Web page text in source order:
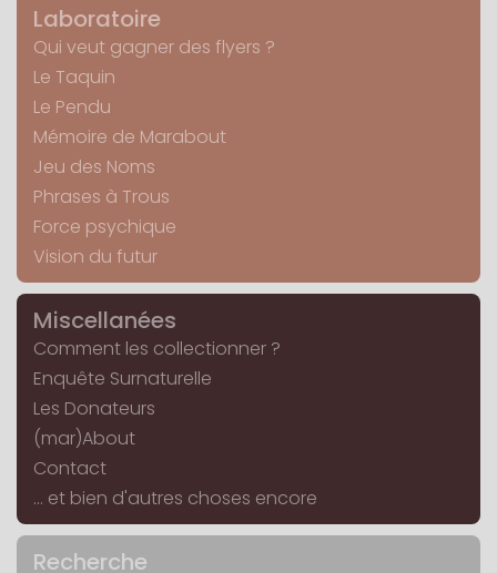
Laboratoire
Qui veut gagner des flyers ?
Le Taquin
Le Pendu
Mémoire de Marabout
Jeu des Noms
Phrases à Trous
Force psychique
Vision du futur
Miscellanées
Comment les collectionner ?
Enquête Surnaturelle
Les Donateurs
(mar)About
Contact
... et bien d'autres choses encore
Recherche